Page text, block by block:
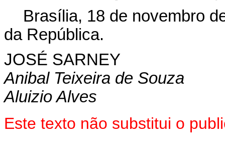
Brasília, 18 de novembro
da República.
JOSÉ SARNEY
Anibal Teixeira de Souza
Aluizio Alves
Este texto não substitui o